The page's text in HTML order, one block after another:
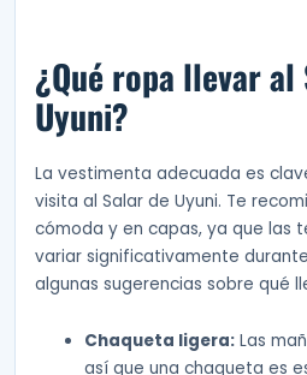
¿Qué ropa llevar al
Uyuni?
La vestimenta adecuada es
visita al Salar de Uyuni. Te
cómoda y en capas, ya que las
variar significativamente
algunas sugerencias sobre qué
Chaqueta ligera: Las
así que una chaqueta es